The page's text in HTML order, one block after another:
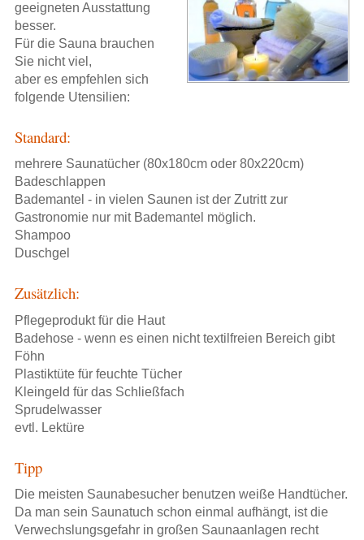
geeigneten Ausstattung
besser.
Für die Sauna brauchen
Sie nicht viel,
aber es empfehlen sich
folgende Utensilien:
Standard:
mehrere Saunatücher (80x180cm oder 80x220cm)
Badeschlappen
Bademantel - in vielen Saunen ist der Zutritt zur
Gastronomie nur mit Bademantel möglich.
Shampoo
Duschgel
Zusätzlich:
Pflegeprodukt für die Haut
Badehose - wenn es einen nicht textilfreien Bereich gibt
Föhn
Plastiktüte für feuchte Tücher
Kleingeld für das Schließfach
Sprudelwasser
evtl. Lektüre
Tipp
Die meisten Saunabesucher benutzen weiße Handtücher.
Da man sein Saunatuch schon einmal aufhängt, ist die
Verwechslungsgefahr in großen Saunaanlagen recht